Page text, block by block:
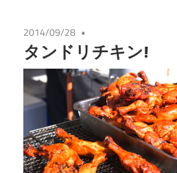
2014/09/28
タンドリチキン!